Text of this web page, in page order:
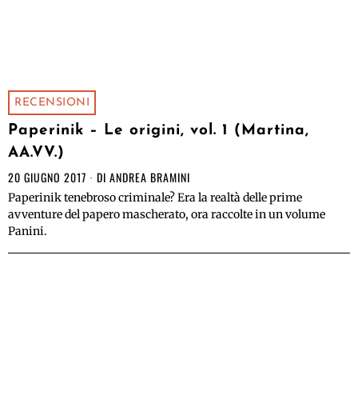
RECENSIONI
Paperinik – Le origini, vol. 1 (Martina,
AA.VV.)
20 GIUGNO 2017 DI ANDREA BRAMINI
Paperinik tenebroso criminale? Era la realtà delle prime
avventure del papero mascherato, ora raccolte in un volume
Panini.